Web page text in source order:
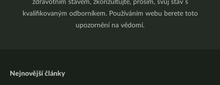
zdravotním stavem, zkonzultujte, prosím, svůj stav s
kvalifikovaným odborníkem. Používáním webu berete toto
upozornění na vědomí.
Nejnovější články